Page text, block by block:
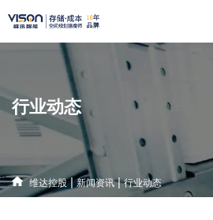
维
心
闻
资
解
决
联
行业动态
维达控股|新闻资讯|行业动态